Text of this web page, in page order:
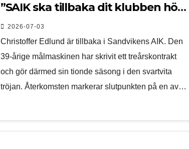
”SAIK ska tillbaka dit klubben hör
hemma”
2026-07-03
Christoffer Edlund är tillbaka i Sandvikens AIK. Den
39-årige målmaskinen har skrivit ett treårskontrakt
och gör därmed sin tionde säsong i den svartvita
tröjan. Återkomsten markerar slutpunkten på en av…